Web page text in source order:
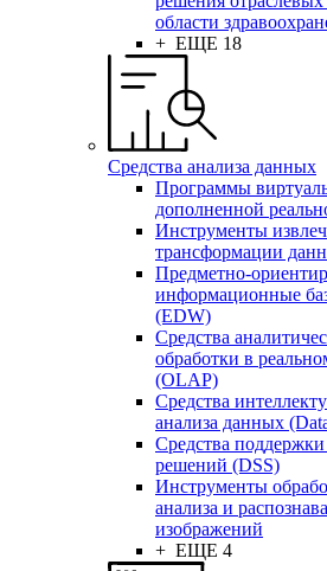
области
+ ЕЩЕ 18
Средства анализа данных
Программы
дополненной
Инструменты
трансформации
Предметно-
информационные
(EDW)
Средства
обработки в
(OLAP)
Средства
анализа данных
Средства
решений (DSS)
Инструменты
анализа и
изображений
+ ЕЩЕ 4